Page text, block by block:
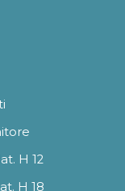
H 12
H 18